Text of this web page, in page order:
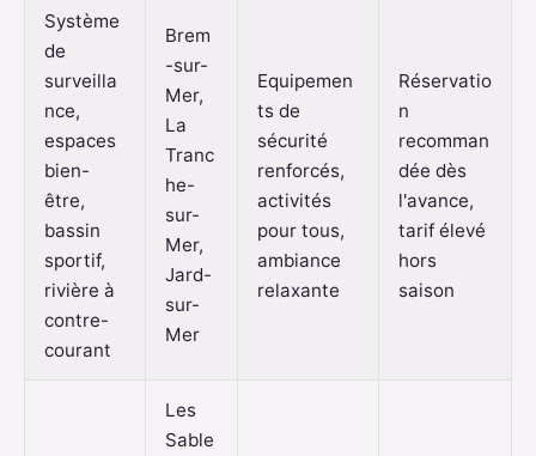
Système
de
surveilla
nce,
espaces
bien-
être,
bassin
sportif,
rivière à
contre-
courant
Brem
-sur-
Mer,
La
Tranc
he-
sur-
Mer,
Jard-
sur-
Mer
Equipemen
ts de
sécurité
renforcés,
activités
pour tous,
ambiance
relaxante
Réservatio
n
recomman
dée dès
l'avance,
tarif élevé
hors
saison
Les
Sable